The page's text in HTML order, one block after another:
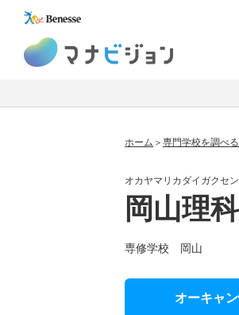
ホーム 専門学校を調べる
オカヤマリカダイガクセ
岡山理
専修学校 岡山
オーキャ